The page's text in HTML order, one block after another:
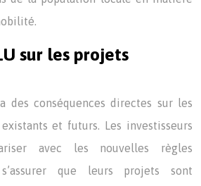
sur les projets
des conséquences directes sur les
et futurs. Les investisseurs
avec les nouvelles règles
que leurs projets sont